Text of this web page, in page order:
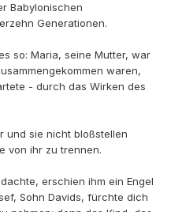
Babylonischen
Generationen.
so: Maria, seine Mutter, war
waren,
- durch das Wirken des
und sie nicht bloßstellen
von ihr zu trennen.
erschien ihm ein Engel
Sohn Davids, fürchte dich